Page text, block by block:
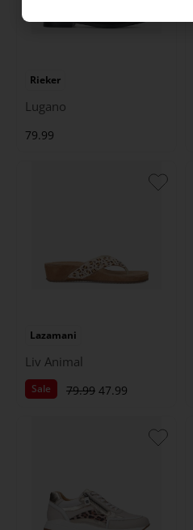
Rieker
Lugano
79.99
Lazamani
Liv Animal
Sale 79.99 47.99